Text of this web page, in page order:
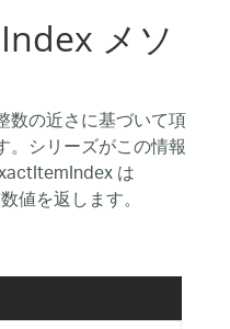
メソ
数の近さに基づいて項
。シリーズがこの情報
は
値を返します。